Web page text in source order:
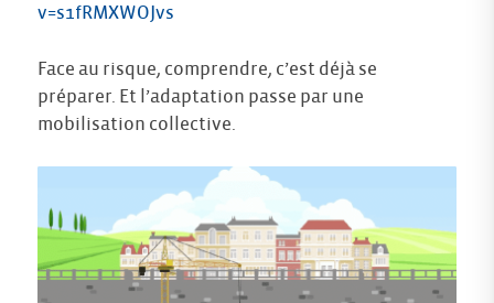
v=s1fRMXWOJvs
Face au risque, comprendre, c’est déjà se
préparer. Et l’adaptation passe par une
mobilisation collective.